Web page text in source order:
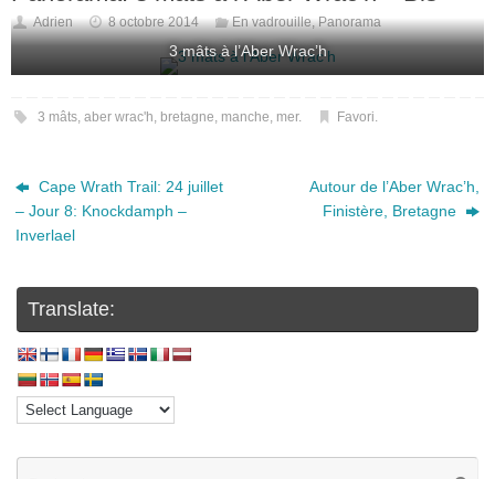
Adrien 8 octobre 2014 En vadrouille,Panorama
3 mâts à l’Aber Wrac’h
3 mâts, aber wrac'h, bretagne, manche, mer. Favori.
Cape Wrath Trail: 24 juillet
– Jour 8: Knockdamph –
Inverlael
Autour de l’Aber Wrac’h,
Finistère, Bretagne
Translate: